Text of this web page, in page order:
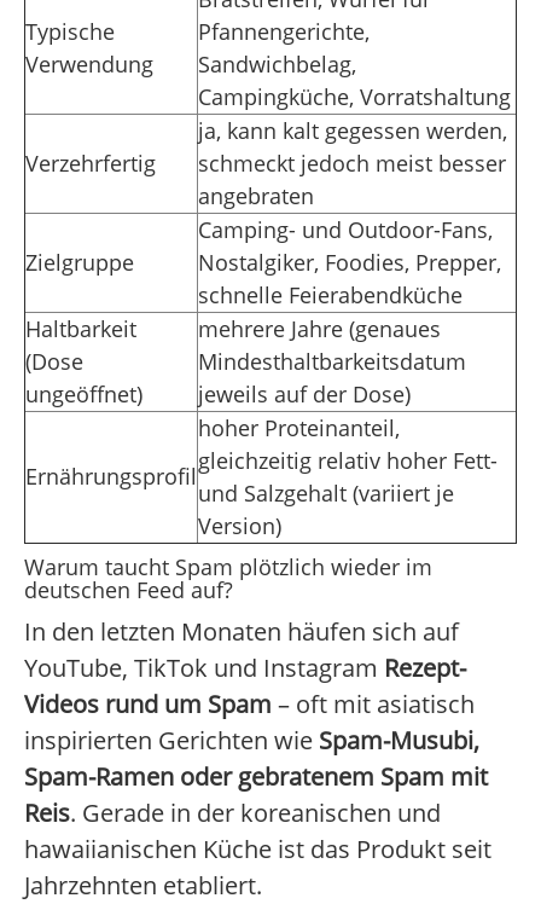
Typische
Verwendung
Pfannengerichte,
Sandwichbelag,
Campingküche, Vorratshaltung
Verzehrfertig
ja, kann kalt gegessen werden,
schmeckt jedoch meist besser
angebraten
Zielgruppe
Camping- und Outdoor-Fans,
Nostalgiker, Foodies, Prepper,
schnelle Feierabendküche
Haltbarkeit
(Dose
ungeöffnet)
mehrere Jahre (genaues
Mindesthaltbarkeitsdatum
jeweils auf der Dose)
Ernährungsprofil
hoher Proteinanteil,
gleichzeitig relativ hoher Fett-
und Salzgehalt (variiert je
Version)
Warum taucht Spam plötzlich wieder im
deutschen Feed auf?
In den letzten Monaten häufen sich auf
YouTube, TikTok und Instagram Rezept-
Videos rund um Spam – oft mit asiatisch
inspirierten Gerichten wie Spam-Musubi,
Spam-Ramen oder gebratenem Spam mit
Reis. Gerade in der koreanischen und
hawaiianischen Küche ist das Produkt seit
Jahrzehnten etabliert.